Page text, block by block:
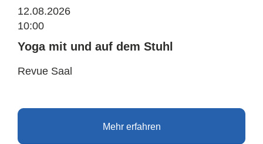
12.08.2026
10:00
Yoga mit und auf dem Stuhl
Revue Saal
Mehr erfahren